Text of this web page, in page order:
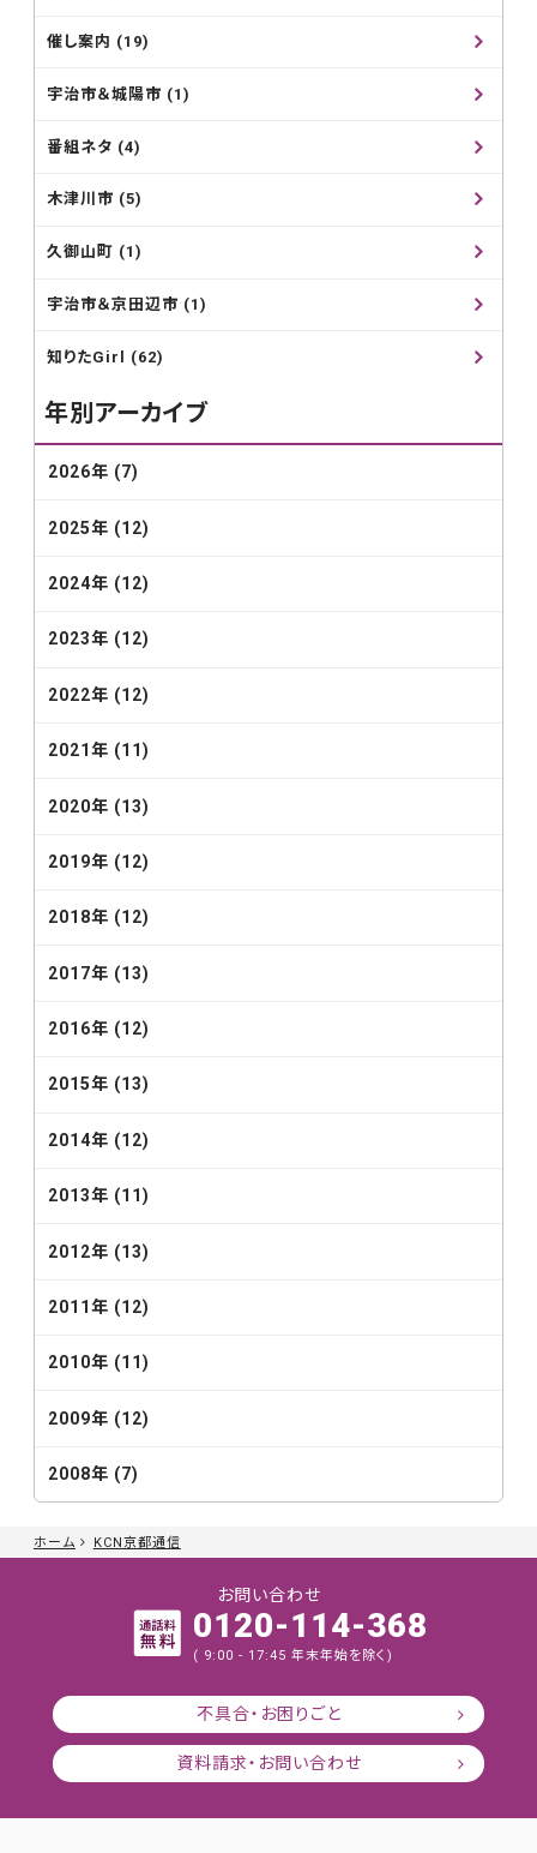
ホーム KCN京都通信
催し案内 (19)
宇治市＆城陽市 (1)
番組ネタ (4)
木津川市 (5)
久御山町 (1)
宇治市＆京田辺市 (1)
知りたGirl (62)
年別アーカイブ
2026年 (7)
2025年 (12)
2024年 (12)
2023年 (12)
2022年 (12)
2021年 (11)
2020年 (13)
2019年 (12)
2018年 (12)
2017年 (13)
2016年 (12)
2015年 (13)
2014年 (12)
2013年 (11)
2012年 (13)
2011年 (12)
2010年 (11)
2009年 (12)
2008年 (7)
お問い合わせ
0120-114-368
( 9:00 - 17:45 年末年始を除く)
不具合・お困りごと
資料請求・お問い合わせ